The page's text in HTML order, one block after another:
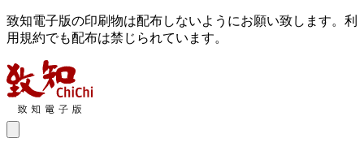
致知電子版の印刷物は配布しないようにお願い致します。利
用規約でも配布は禁じられています。